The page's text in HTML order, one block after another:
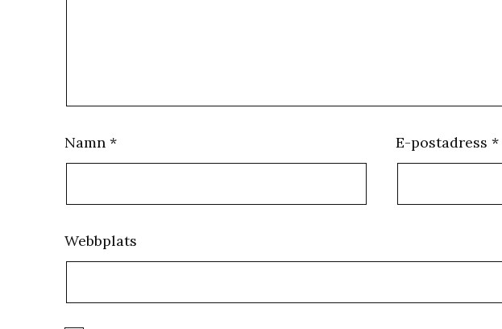
Namn * E-postadress *
Webbplats